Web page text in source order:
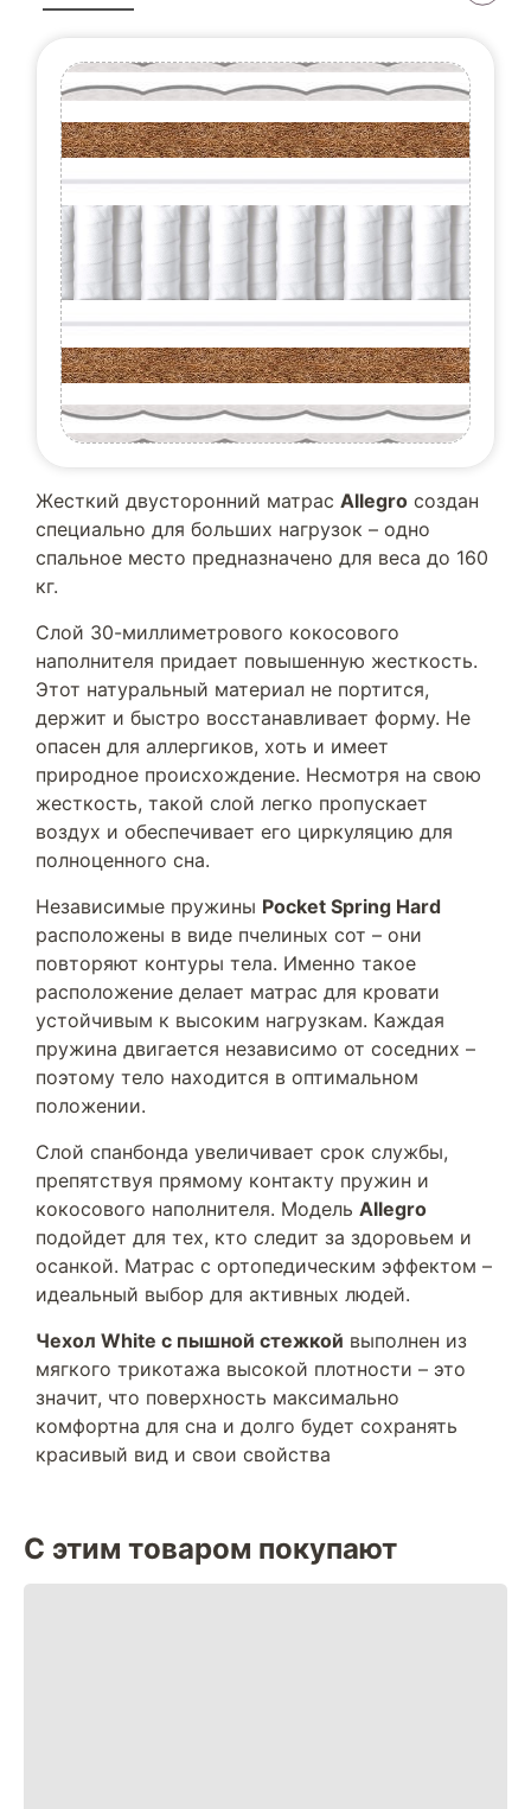
Жесткий двусторонний матрас Allegro создан
специально для больших нагрузок – одно
спальное место предназначено для веса до 160
кг.
Слой 30-миллиметрового кокосового
наполнителя придает повышенную жесткость.
Этот натуральный материал не портится,
держит и быстро восстанавливает форму. Не
опасен для аллергиков, хоть и имеет
природное происхождение. Несмотря на свою
жесткость, такой слой легко пропускает
воздух и обеспечивает его циркуляцию для
полноценного сна.
Независимые пружины Pocket Spring Hard
расположены в виде пчелиных сот – они
повторяют контуры тела. Именно такое
расположение делает матрас для кровати
устойчивым к высоким нагрузкам. Каждая
пружина двигается независимо от соседних –
поэтому тело находится в оптимальном
положении.
Слой спанбонда увеличивает срок службы,
препятствуя прямому контакту пружин и
кокосового наполнителя. Модель Allegro
подойдет для тех, кто следит за здоровьем и
осанкой. Матрас с ортопедическим эффектом –
идеальный выбор для активных людей.
Чехол White с пышной стежкой выполнен из
мягкого трикотажа высокой плотности – это
значит, что поверхность максимально
комфортна для сна и долго будет сохранять
красивый вид и свои свойства
С этим товаром покупают